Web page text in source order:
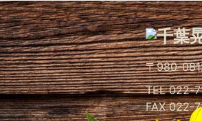
〒980-
TEL 022-
FAX 022-